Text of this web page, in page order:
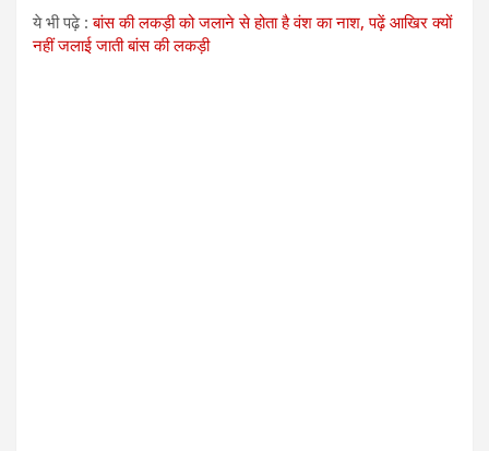
ये भी पढ़े :बांस की लकड़ी को जलाने से होता है वंश का नाश, पढ़ें आखिर क्यों
नहीं जलाई जाती बांस की लकड़ी